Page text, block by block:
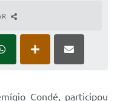
Condé, participou